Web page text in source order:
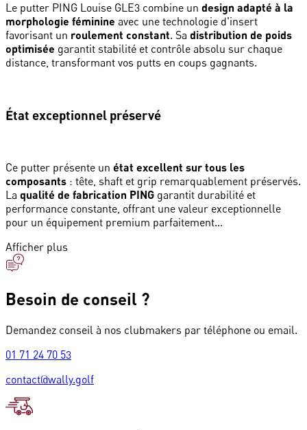
Le putter PING Louise GLE3 combine un design adapté à la
morphologie féminine avec une technologie d'insert
favorisant un roulement constant. Sa distribution de poids
optimisée garantit stabilité et contrôle absolu sur chaque
distance, transformant vos putts en coups gagnants.
État exceptionnel préservé
Ce putter présente un état excellent sur tous les
composants : tête, shaft et grip remarquablement préservés.
La qualité de fabrication PING garantit durabilité et
performance constante, offrant une valeur exceptionnelle
pour un équipement premium parfaitement...
Afficher plus
Besoin de conseil ?
Demandez conseil à nos clubmakers par téléphone ou email.
01 71 24 70 53
contact@wally.golf